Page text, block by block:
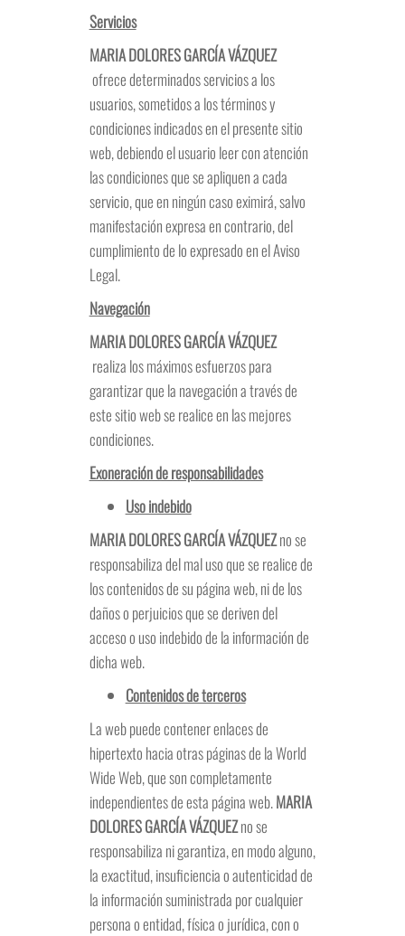
Servicios
MARIA DOLORES GARCÍA VÁZQUEZ
ofrece determinados servicios a los
usuarios, sometidos a los términos y
condiciones indicados en el presente sitio
web, debiendo el usuario leer con atención
las condiciones que se apliquen a cada
servicio, que en ningún caso eximirá, salvo
manifestación expresa en contrario, del
cumplimiento de lo expresado en el Aviso
Legal.
Navegación
MARIA DOLORES GARCÍA VÁZQUEZ
realiza los máximos esfuerzos para
garantizar que la navegación a través de
este sitio web se realice en las mejores
condiciones.
Exoneración de responsabilidades
Uso indebido
MARIA DOLORES GARCÍA VÁZQUEZno se
responsabiliza del mal uso que se realice de
los contenidos de su página web, ni de los
daños o perjuicios que se deriven del
acceso o uso indebido de la información de
dicha web.
Contenidos de terceros
La web puede contener enlaces de
hipertexto hacia otras páginas de la World
Wide Web, que son completamente
independientes de esta página web.MARIA
DOLORES GARCÍA VÁZQUEZno se
responsabiliza ni garantiza, en modo alguno,
la exactitud, insuficiencia o autenticidad de
la información suministrada por cualquier
persona o entidad, física o jurídica, con o